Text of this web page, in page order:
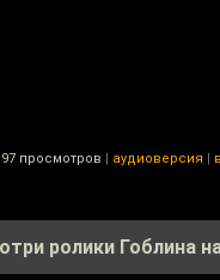
просмотров | аудиоверсия |
ролики Гоблина